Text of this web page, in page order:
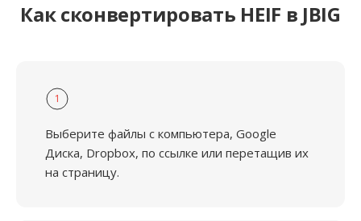
Как сконвертировать HEIF в JBIG
1
Выберите файлы с компьютера, Google
Диска, Dropbox, по ссылке или перетащив их
на страницу.